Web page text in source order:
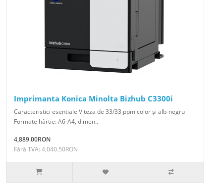
Imprimanta Konica Minolta Bizhub C3300i
Caracteristici esentiale Viteza de 33/33 ppm color şi alb-negru
Formate hârtie: A6-A4, dimen..
4,889.00RON
Fără TVA: 4,040.50RON